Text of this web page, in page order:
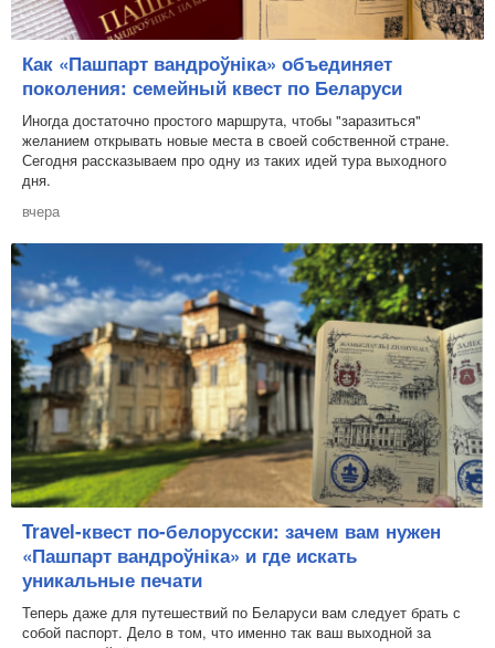
Как «Пашпарт вандроўніка» объединяет
поколения: семейный квест по Беларуси
Иногда достаточно простого маршрута, чтобы "заразиться"
желанием открывать новые места в своей собственной стране.
Сегодня рассказываем про одну из таких идей тура выходного
дня.
вчера
Travel-квест по-белорусски: зачем вам нужен
«Пашпарт вандроўніка» и где искать
уникальные печати
Теперь даже для путешествий по Беларуси вам следует брать с
собой паспорт. Дело в том, что именно так ваш выходной за